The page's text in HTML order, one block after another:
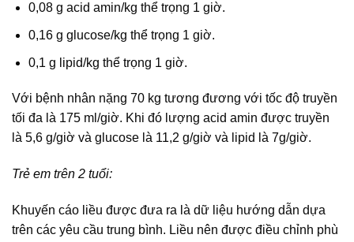
0,08 g acid amin/kg thể trọng 1 giờ.
0,16 g glucose/kg thể trọng 1 giờ.
0,1 g lipid/kg thể trọng 1 giờ.
Với bệnh nhân nặng 70 kg tương đương với tốc độ truyền
tối đa là 175 ml/giờ. Khi đó lượng acid amin được truyền
là 5,6 g/giờ và glucose là 11,2 g/giờ và lipid là 7g/giờ.
Trẻ em trên 2 tuổi:
Khuyến cáo liều được đưa ra là dữ liệu hướng dẫn dựa
trên các yêu cầu trung bình. Liều nên được điều chỉnh phù